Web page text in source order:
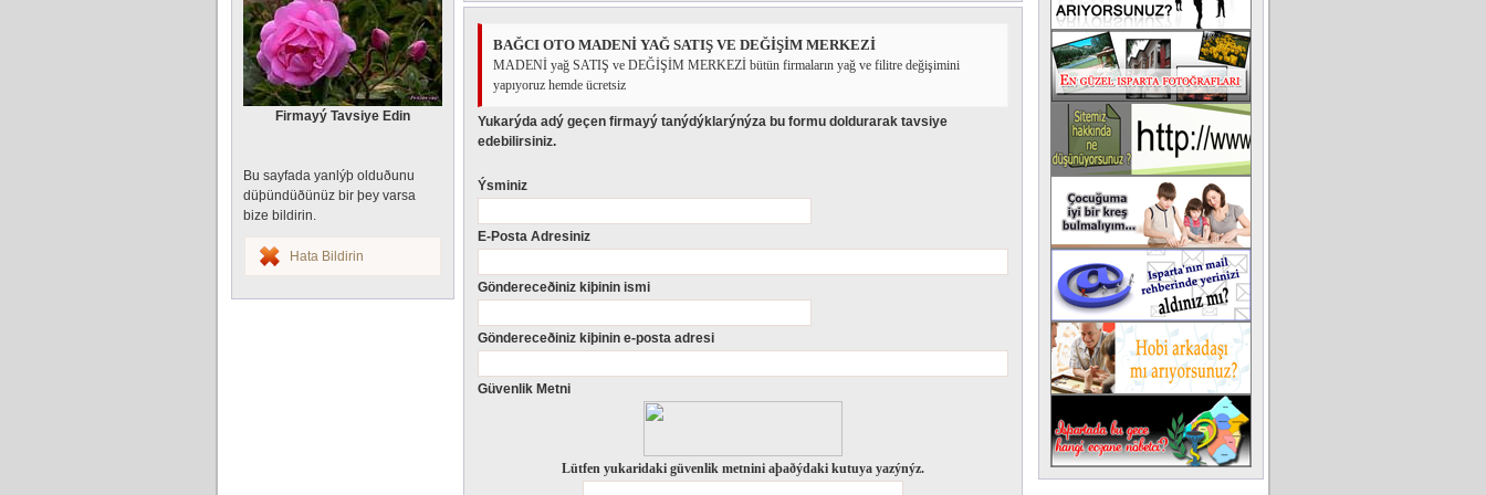
Firmayý Tavsiye Edin
Bu sayfada yanlýþ olduðunu
düþündüðünüz bir þey varsa
bize bildirin.
Hata Bildirin
BAĞCI OTO MADENİ YAĞ SATIŞ VE DEĞİŞİM MERKEZİ
MADENİ yağ SATIŞ ve DEĞİŞİM MERKEZİ bütün firmaların yağ ve filitre değişimini
yapıyoruz hemde ücretsiz
Yukarýda adý geçen firmayý tanýdýklarýnýza bu formu doldurarak tavsiye
edebilirsiniz.
Ýsminiz
E-Posta Adresiniz
Göndereceðiniz kiþinin ismi
Göndereceðiniz kiþinin e-posta adresi
Güvenlik Metni
Lütfen yukaridaki güvenlik metnini aþaðýdaki kutuya yazýnýz.